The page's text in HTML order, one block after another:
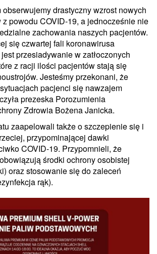
drastyczny wzrost nowych
powodu COVID-19, a jednocześnie nie
zachowania naszych pacjentów.
się czwartej fali koronawirusa
przesiadywanie w zatłoczonych
z racji ilości pacjentów stają się
Jesteśmy przekonani, że
pacjenci się nawzajem
prezeska Porozumienia
Zdrowia Bożena Janicka.
zaapelowali także o szczepienie się i
przypominającej dawki
COVID-19. Przypomnieli, że
środki ochrony osobistej
oraz stosowanie się do zaleceń
rąk).